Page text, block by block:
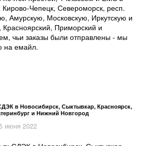
Чепецк, Североморск, респ.
Амурскую, Московскую, Иркутскую и
Красноярский, Приморский и
чьи заказы были отправлены - мы
на емайл.
в Новосибирск, Сыктывкар, Красноярск,
и Нижний Новгород
5 июня 2022